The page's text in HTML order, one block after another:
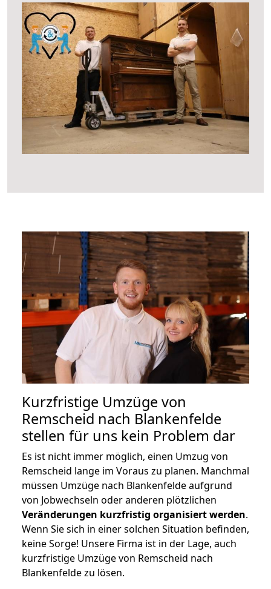
Kurzfristige Umzüge von
Remscheid nach Blankenfelde
stellen für uns kein Problem dar
Es ist nicht immer möglich, einen Umzug von
Remscheid lange im Voraus zu planen. Manchmal
müssen Umzüge nach Blankenfelde aufgrund
von Jobwechseln oder anderen plötzlichen
Veränderungen kurzfristig organisiert werden.
Wenn Sie sich in einer solchen Situation befinden,
keine Sorge! Unsere Firma ist in der Lage, auch
kurzfristige Umzüge von Remscheid nach
Blankenfelde zu lösen.